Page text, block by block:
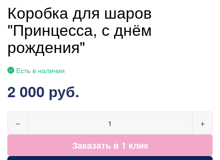
Коробка для шаров
"Принцесса, с днём
рождения"
Есть в наличии
2 000 руб.
− +
Заказать в 1 клик